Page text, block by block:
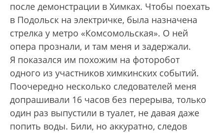
после демонстрации в Химках. Чтобы поехать
в Подольск на электричке, была назначена
стрелка у метро «Комсомольская». О ней
опера прознали, и там меня и задержали.
Я показался им похожим на фоторобот
одного из участников химкинских событий.
Поочередно несколько следователей меня
допрашивали 16 часов без перерыва, только
один раз выпустили в туалет, не давая даже
попить воды. Били, но аккуратно, следов